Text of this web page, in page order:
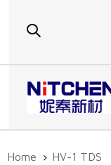
navigation
Home HV-1 TDS